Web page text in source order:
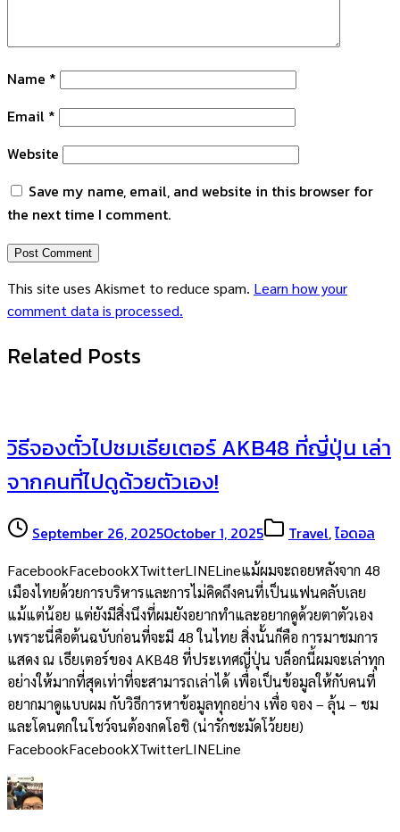
Name *
Email *
Website
Save my name, email, and website in this browser for
the next time I comment.
This site uses Akismet to reduce spam. Learn how your
comment data is processed.
Related Posts
วิธีจองตั๋วไปชมเธียเตอร์ AKB48 ที่ญี่ปุ่น เล่า
จากคนที่ไปดูด้วยตัวเอง!
September 26, 2025October 1, 2025 Travel,ไอดอล
FacebookFacebookXTwitterLINELineแม้ผมจะถอยหลังจาก 48
เมืองไทยด้วยการบริหารและการไม่คิดถึงคนที่เป็นแฟนคลับเลย
แม้แต่น้อย แต่ยังมีสิ่งนึงที่ผมยังอยากทำและอยากดูด้วยตาตัวเอง
เพราะนี่คือต้นฉบับก่อนที่จะมี 48 ในไทย สิ่งนั้นก็คือ การมาชมการ
แสดง ณ เธียเตอร์ของ AKB48 ที่ประเทศญี่ปุ่น บล็อกนี้ผมจะเล่าทุก
อย่างให้มากที่สุดเท่าที่จะสามารถเล่าได้ เพื่อเป็นข้อมูลให้กับคนที่
อยากมาดูแบบผม กับวิธีการหาข้อมูลทุกอย่าง เพื่อ จอง – ลุ้น – ชม
และโดนตกในโชว์จนต้องกดโอชิ (น่ารักชะมัดโว้ยยย)
FacebookFacebookXTwitterLINELine